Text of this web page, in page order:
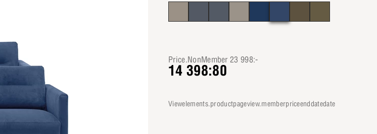
Price.NonMember 23 998:-
14 398:80
viewelements.productpageview.memberpriceenddatedate